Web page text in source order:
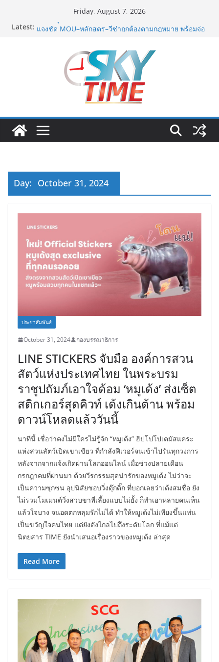
Friday, August 7, 2026
Latest: มทร.กรุงเทพ โต้ข่าวเท็จยันดำเนินงานตามธรรมาภิบาล
ฟุตซอลไทย พ่าย รัสเซีย 1-7 ส่งท้ายรายการ คอนติเนนทัล
ฟุตซอล แชมเปี้ยนชิพ 2026
ททท. เดินหน้ารุกตลาด Corporate Travel ดึงเอเย่นต์กว่า
52 บริษัท ทดสอบเส้นทางท่องเที่ยว Corporate ยกระดับ
ภาคตะวันออกสู่จุดหมายปลายทางคุณภาพ
ททท. ต้อนรับเที่ยวบินปฐมฤกษ์สายการบิน TransNusa
Airlines เส้นทางจาการ์ตา-กรุงเทพฯ เสริม Air
Connectivity ดึงนักท่องเที่ยวคุณภาพจากอินโดนีเซีย เริ่ม
เที่ยวแรกบินแรก 6 สิงหาคมนี้
ม.วลัยลักษณ์ จับมือ รพ.กรุงเทพสิริโรจน์ ยกระดับ
Day: October 31, 2024
ประชาสัมพันธ์
October 31, 2024 กองบรรณาธิการ
LINE STICKERS จับมือ องค์การสวน
สัตว์แห่งประเทศไทย ในพระบรม
ราชูปถัมภ์เอาใจด้อม ‘หมูเด้ง’ ส่งเซ็ต
สติกเกอร์สุดคิวท์ เด้งเกินต้าน พร้อม
ดาวน์โหลดแล้ววันนี้
นาทีนี้ เชื่อว่าคงไม่มีใครไม่รู้จัก “หมูเด้ง” ฮิปโปโปเตมัสแคระ
แห่งสวนสัตว์เปิดเขาเขียว ที่กำลังฟีเวอร์จนเข้าไปรันทุกวงการ
หลังจากจากแจ้งเกิดผ่านโลกออนไลน์ เมื่อช่วงปลายเดือน
กรกฎาคมที่ผ่านมา ด้วยวีรกรรมสุดน่ารักของหมูเด้ง ไม่ว่าจะ
เป็นความซุกซน อุปนิสัยชอบวิ่งดุ๊กดิ๊ก ที่บอกเลยว่าเด้งสมชื่อ ยัง
ไม่รวมโมเมนต์วิ่งสวบขาพี่เลี้ยงแบบไม่ยั้ง ก็ทำเอาหลายคนเห็น
แล้วใจบาง จนอดตกหลุมรักไม่ได้ ทำให้หมูเด้งไม่เพียงขึ้นแท่น
เป็นขวัญใจคนไทย แต่ยังดังไกลไปถึงระดับโลก ที่แม้แต่
นิตยสาร TIME ยังนำเสนอเรื่องราวของหมูเด้ง ล่าสุด
Read More